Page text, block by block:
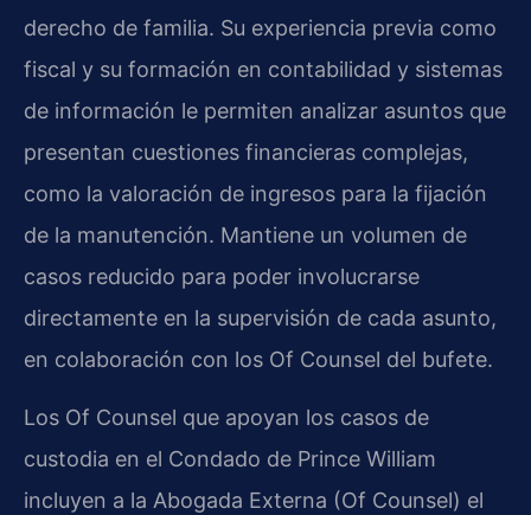
derecho de familia. Su experiencia previa como
fiscal y su formación en contabilidad y sistemas
de información le permiten analizar asuntos que
presentan cuestiones financieras complejas,
como la valoración de ingresos para la fijación
de la manutención. Mantiene un volumen de
casos reducido para poder involucrarse
directamente en la supervisión de cada asunto,
en colaboración con los Of Counsel del bufete.
Los Of Counsel que apoyan los casos de
custodia en el Condado de Prince William
incluyen a la Abogada Externa (Of Counsel) el